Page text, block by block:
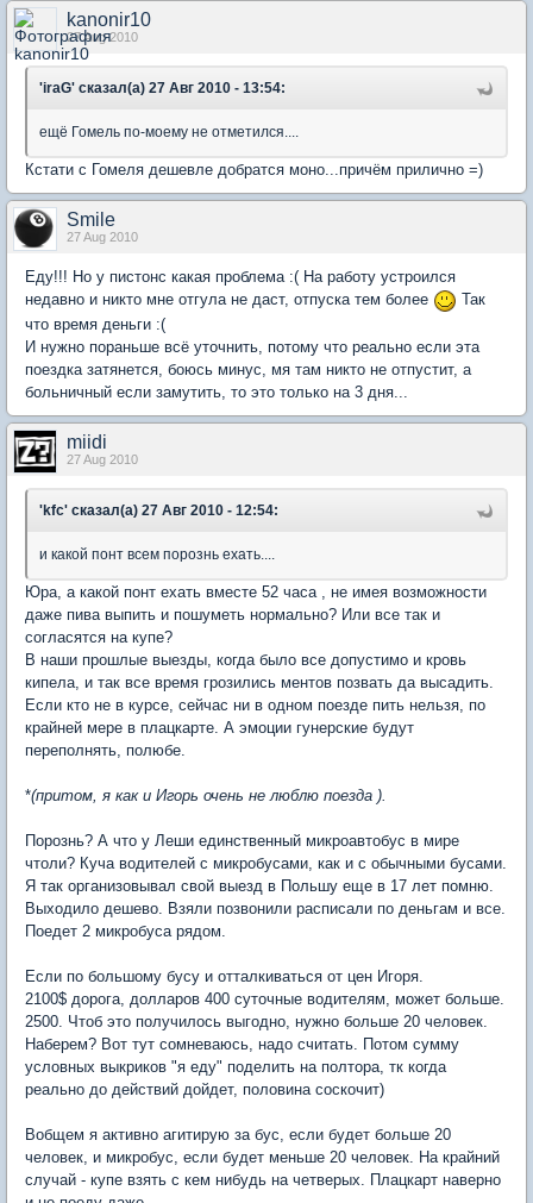
kanonir10
27 Aug 2010
'iraG' сказал(а) 27 Авг 2010 - 13:54:
ещё Гомель по-моему не отметился....
Кстати с Гомеля дешевле добратся моно...причём прилично =)
Smile
27 Aug 2010
Еду!!! Но у пистонс какая проблема :( На работу устроился
недавно и никто мне отгула не даст, отпуска тем более
Так
что время деньги :(
И нужно пораньше всё уточнить, потому что реально если эта
поездка затянется, боюсь минус, мя там никто не отпустит, а
больничный если замутить, то это только на 3 дня...
miidi
27 Aug 2010
'kfc' сказал(а) 27 Авг 2010 - 12:54:
и какой понт всем порознь ехать....
Юра, а какой понт ехать вместе 52 часа , не имея возможности
даже пива выпить и пошуметь нормально? Или все так и
согласятся на купе?
В наши прошлые выезды, когда было все допустимо и кровь
кипела, и так все время грозились ментов позвать да высадить.
Если кто не в курсе, сейчас ни в одном поезде пить нельзя, по
крайней мере в плацкарте. А эмоции гунерские будут
переполнять, полюбе.
*(притом, я как и Игорь очень не люблю поезда ).
Порознь? А что у Леши единственный микроавтобус в мире
чтоли? Куча водителей с микробусами, как и с обычными бусами.
Я так организовывал свой выезд в Польшу еще в 17 лет помню.
Выходило дешево. Взяли позвонили расписали по деньгам и все.
Поедет 2 микробуса рядом.
Если по большому бусу и отталкиваться от цен Игоря.
2100$ дорога, долларов 400 суточные водителям, может больше.
2500. Чтоб это получилось выгодно, нужно больше 20 человек.
Наберем? Вот тут сомневаюсь, надо считать. Потом сумму
условных выкриков "я еду" поделить на полтора, тк когда
реально до действий дойдет, половина соскочит)
Вобщем я активно агитирую за бус, если будет больше 20
человек, и микробус, если будет меньше 20 человек. На крайний
случай - купе взять с кем нибудь на четверых. Плацкарт наверно